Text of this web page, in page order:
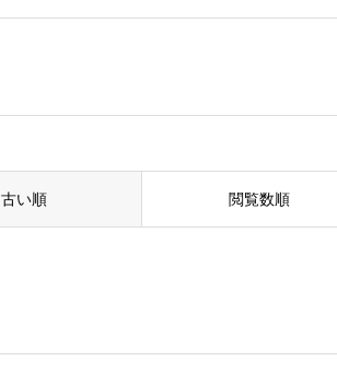
古い順 閲覧数順